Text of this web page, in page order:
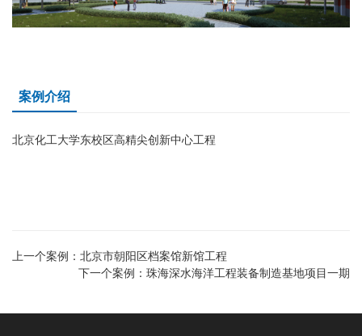
案例介绍
北京化工大学东校区高精尖创新中心工程
上一个案例： 北京市朝阳区档案馆新馆工程
下一个案例： 珠海深水海洋工程装备制造基地项目一期